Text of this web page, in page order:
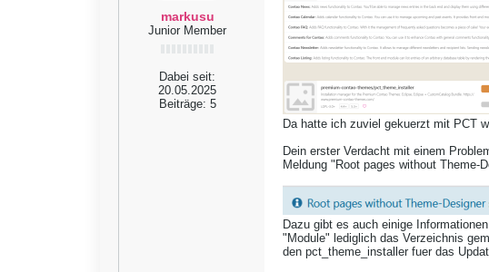
markusu
Junior Member
Dabei seit:
20.05.2025
Beiträge: 5
Da hatte ich zuviel gekuerzt mit PCT
Dein erster Verdacht mit einem
Meldung "Root pages without Theme-
Dazu gibt es auch einige
"Module" lediglich das Verzeichnis
den pct_theme_installer fuer das